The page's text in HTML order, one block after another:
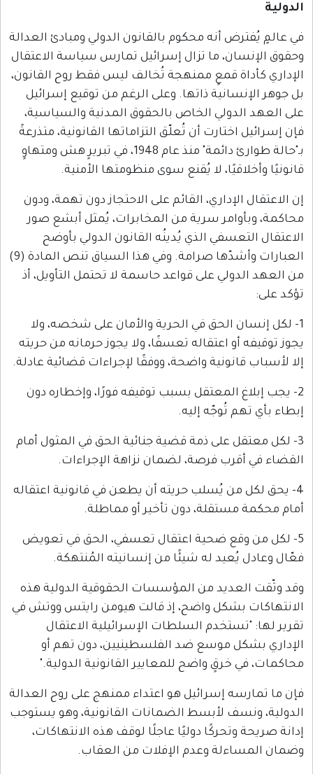
الدولية
في عالمٍ يُفترض أنه محكوم بالقانون الدولي ومبادئ العدالة
وحقوق الإنسان، ما تزال إسرائيل تمارس سياسة الاعتقال
الإداري كأداة قمعٍ ممنهجة تُخالف ليس فقط روح القانون،
بل جوهر الإنسانية ذاتها. وعلى الرغم من توقيع إسرائيل
على العهد الدولي الخاص بالحقوق المدنية والسياسية،
فإن إسرائيل اختارت أن تُعلّق التزاماتها القانونية، متذرعةً
بـ"حالة طوارئ دائمة" منذ عام 1948، في تبريرٍ هش ومتهاوٍ
قانونيًا وأخلاقيًا، لا يُقنع سوى منظومتها الأمنية.
إن الاعتقال الإداري، القائم على الاحتجاز دون تهمة، ودون
محاكمة، وبأوامر سرية من المخابرات، يُمثل أبشع صور
الاعتقال التعسفي الذي يُدينُه القانون الدولي بأوضح
العبارات وأشدّها صرامة. وفي هذا السياق تنص المادة (9)
من العهد الدولي على قواعد حاسمة لا تحتمل التأويل، أذ
تؤكد على:
1- لكل إنسان الحق في الحرية والأمان على شخصه، ولا
يجوز توقيفه أو اعتقاله تعسفًا، ولا يجوز حرمانه من حريته
إلا لأسباب قانونية واضحة، ووفقًا لإجراءات قضائية عادلة.
2- يجب إبلاغ المعتقل بسبب توقيفه فورًا، وإخطاره دون
إبطاء بأي تهم تُوجّه إليه.
3- لكل معتقل على ذمة قضية جنائية الحق في المثول أمام
القضاء في أقرب فرصة، لضمان نزاهة الإجراءات.
4- يحق لكل من يُسلب حريته أن يطعن في قانونية اعتقاله
أمام محكمة مستقلة، دون تأخير أو مماطلة.
5- لكل من وقع ضحية اعتقال تعسفي، الحق في تعويض
فعّال وعادل يُعيد له شيئًا من إنسانيته المُنتهكة.
وقد وثّقت العديد من المؤسسات الحقوقية الدولية هذه
الانتهاكات بشكل واضح، إذ قالت هيومن رايتس ووتش في
تقرير لها: "تستخدم السلطات الإسرائيلية الاعتقال
الإداري بشكل موسع ضد الفلسطينيين، دون تهم أو
محاكمات، في خرقٍ واضح للمعايير القانونية الدولية."
فإن ما تمارسه إسرائيل هو اعتداء ممنهج على روح العدالة
الدولية، ونسف لأبسط الضمانات القانونية، وهو يستوجب
إدانة صريحة وتحركًا دوليًا عاجلًا لوقف هذه الانتهاكات،
وضمان المساءلة وعدم الإفلات من العقاب.